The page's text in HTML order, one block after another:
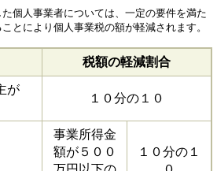
個人事業者については、一定の要件を満た
とにより個人事業税の額が軽減されます。
税額の軽減割合
が
１０分の１０
事業所得金
額が５００
１０分の１